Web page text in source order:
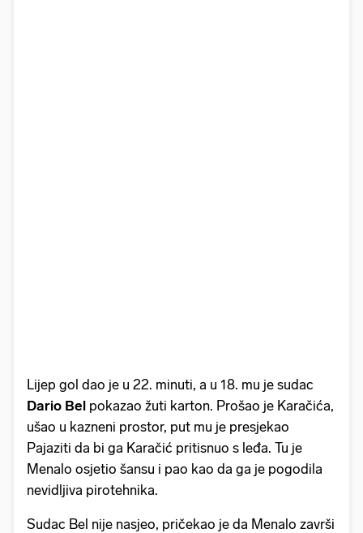
Lijep gol dao je u 22. minuti, a u 18. mu je sudac
Dario Bel pokazao žuti karton. Prošao je Karačića,
ušao u kazneni prostor, put mu je presjekao
Pajaziti da bi ga Karačić pritisnuo s leđa. Tu je
Menalo osjetio šansu i pao kao da ga je pogodila
nevidljiva pirotehnika.
Sudac Bel nije nasjeo, pričekao je da Menalo završi